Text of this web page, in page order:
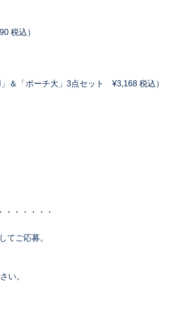
税込）
＆「ポーチ大」3点セット ¥3,168 税込）
・・・・・・
てご応募。
い。